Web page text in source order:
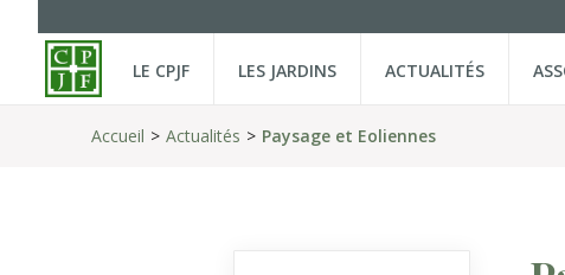
LE CPJF LES JARDINS ACTUALITÉS
Accueil Actualités Paysage et Eoliennes